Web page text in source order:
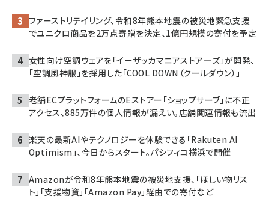
ファーストリテイリング、令和8年熊本地震の被災地緊急支援
でユニクロ商品を2万点寄贈を決定、1億円規模の寄付を予定
女性向け空調ウェアを「イーザッカマニアストア―ズ」が開発、
「空調風神服」を採用した「COOL DOWN（クールダウン）」
老舗ECプラットフォームのEストアー「ショップサーブ」に不正
アクセス、885万件の個人情報が漏えい。店舗関連情報も流出
楽天の最新AIやテクノロジーを体験できる「Rakuten AI
Optimism」、今日からスタート。パシフィコ横浜で開催
Amazonが令和8年熊本地震の被災地支援、「ほしい物リス
ト」「支援物資」「Amazon Pay」経由での寄付など